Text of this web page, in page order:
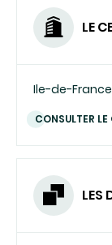
LE
Ile-de-
CONSULTER LE
LES